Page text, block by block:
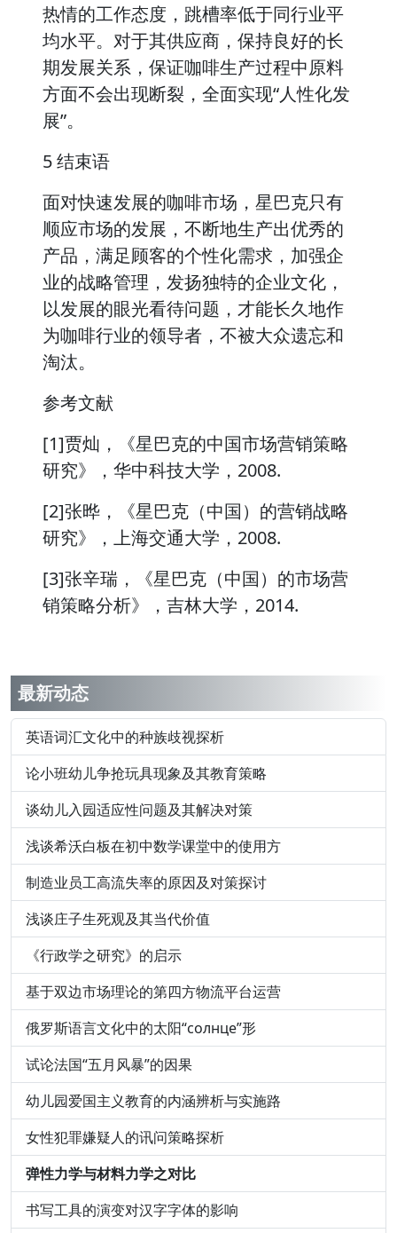
热情的工作态度，跳槽率低于同行业平
均水平。对于其供应商，保持良好的长
期发展关系，保证咖啡生产过程中原料
方面不会出现断裂，全面实现“人性化发
展”。
5 结束语
面对快速发展的咖啡市场，星巴克只有
顺应市场的发展，不断地生产出优秀的
产品，满足顾客的个性化需求，加强企
业的战略管理，发扬独特的企业文化，
以发展的眼光看待问题，才能长久地作
为咖啡行业的领导者，不被大众遗忘和
淘汰。
参考文献
[1]贾灿，《星巴克的中国市场营销策略
研究》，华中科技大学，2008.
[2]张晔，《星巴克（中国）的营销战略
研究》，上海交通大学，2008.
[3]张辛瑞，《星巴克（中国）的市场营
销策略分析》，吉林大学，2014.
最新动态
英语词汇文化中的种族歧视探析
论小班幼儿争抢玩具现象及其教育策略
谈幼儿入园适应性问题及其解决对策
浅谈希沃白板在初中数学课堂中的使用方
制造业员工高流失率的原因及对策探讨
浅谈庄子生死观及其当代价值
《行政学之研究》的启示
基于双边市场理论的第四方物流平台运营
俄罗斯语言文化中的太阳“солнце”形
试论法国“五月风暴”的因果
幼儿园爱国主义教育的内涵辨析与实施路
女性犯罪嫌疑人的讯问策略探析
弹性力学与材料力学之对比
书写工具的演变对汉字字体的影响